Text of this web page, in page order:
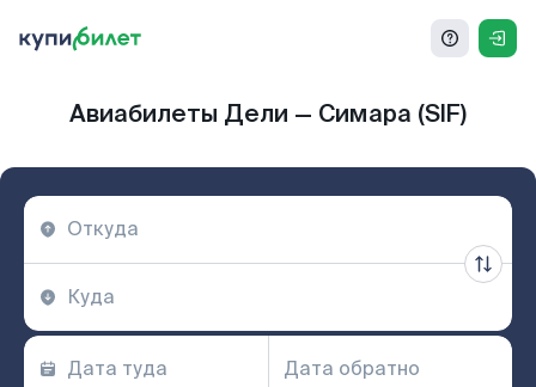
Авиабилеты Дели — Симара (SIF)